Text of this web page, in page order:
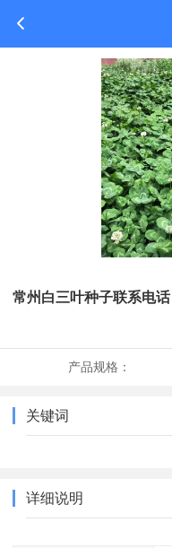
常州白三叶种子联系电话
产品规格：
关键词
详细说明